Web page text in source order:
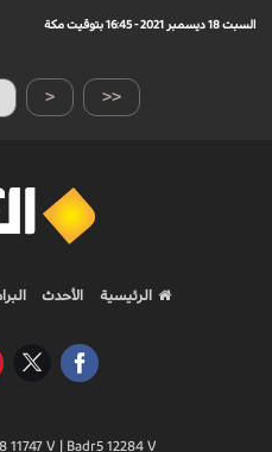
السبت 18 ديسمبر 2021 - 16:45 بتوقيت مكة
< <<
الرئيسية الأحدث
11747 V | Badr5 12284 V